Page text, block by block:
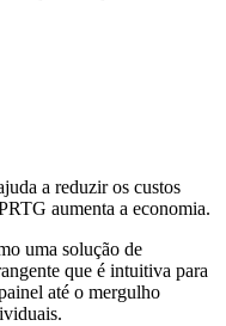
a reduzir os custos
aumenta a economia.
uma solução de
que é intuitiva para
até o mergulho